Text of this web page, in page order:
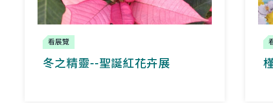
看展覽
冬之精靈--聖誕紅花卉展